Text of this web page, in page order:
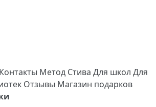
Контакты Метод Стива Для школ Для
Отзывы Магазин подарков